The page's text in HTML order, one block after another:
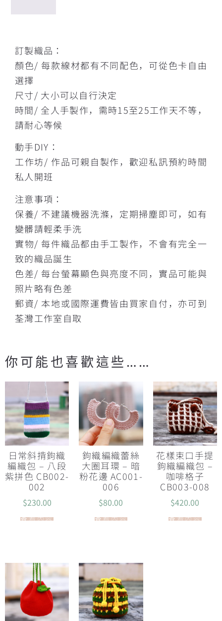
訂製織品：
顏色/ 每款線材都有不同配色，可從色卡自由
選擇
尺寸/ 大小可以自行決定
時間/ 全人手製作，需時15至25工作天不等，
請耐心等候
動手DIY：
工作坊/ 作品可親自製作，歡迎私訊預約時間
私人開班
注意事項：
保養/ 不建議機器洗滌，定期掃塵即可，如有
變髒請輕柔手洗
實物/ 每件織品都由手工製作，不會有完全一
致的織品誕生
色差/ 每台螢幕顯色與亮度不同，實品可能與
照片略有色差
郵資/ 本地或國際運費皆由買家自付，亦可到
荃灣工作室自取
你可能也喜歡這些……
日常斜揹鉤織
編織包 – 八段
紫拼色 CB002-
002
$230.00
查看內容
鉤織編織蕾絲
大圈耳環 – 暗
粉花邊 AC001-
006
$80.00
查看內容
花樣束口手提
鉤織編織包 –
咖啡格子
CB003-008
$420.00
查看內容